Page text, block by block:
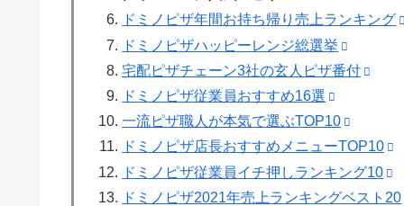
ドミノピザ年間お持ち帰り売上ランキング
ドミノピザハッピーレンジ総選挙
宅配ピザチェーン3社の玄人ピザ番付
ドミノピザ従業員おすすめ16選
一流ピザ職人が本気で選ぶTOP10
ドミノピザ店長おすすめメニューTOP10
ドミノピザ従業員イチ押しランキング10
ドミノピザ2021年売上ランキングベスト20